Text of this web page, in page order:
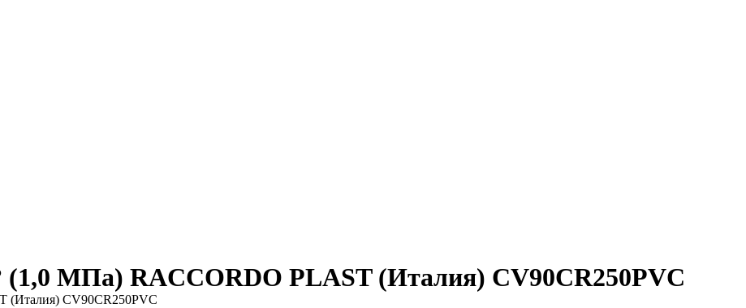
МПа) RACCORDO PLAST (Италия) CV90CR250PVC
CV90CR250PVC